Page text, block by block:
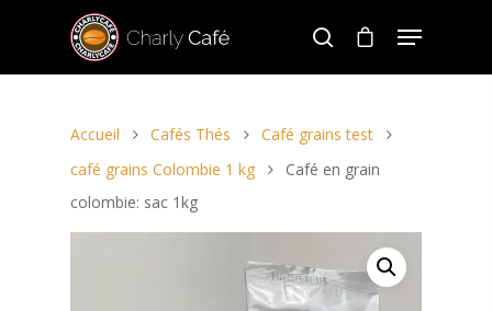
Hit enter to search or ESC to close
Accueil Cafés Thés
Café grains test
café grains Colombie 1 kg
Café en grain
colombie: sac 1kg